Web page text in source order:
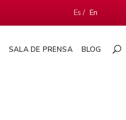
Es / En
SALA DE PRENSA BLOG